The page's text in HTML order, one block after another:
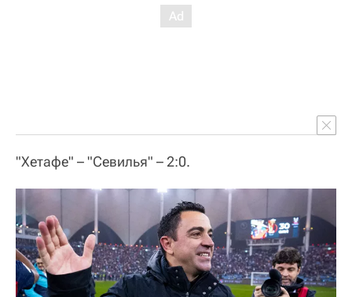
"Хетафе" – "Севилья" – 2:0.